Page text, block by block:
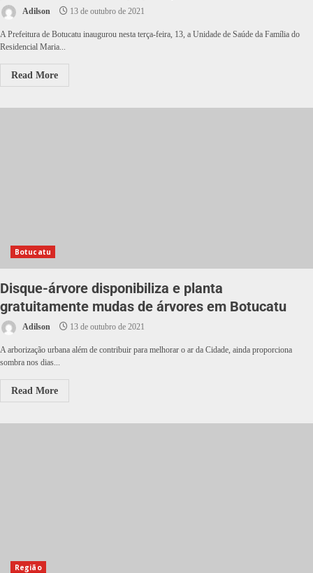
Adilson 13 de outubro de 2021
A Prefeitura de Botucatu inaugurou nesta terça-feira, 13, a Unidade de Saúde da Família do
Residencial Maria...
Read More
Botucatu
Disque-árvore disponibiliza e planta
gratuitamente mudas de árvores em Botucatu
Adilson 13 de outubro de 2021
A arborização urbana além de contribuir para melhorar o ar da Cidade, ainda proporciona
sombra nos dias...
Read More
Região